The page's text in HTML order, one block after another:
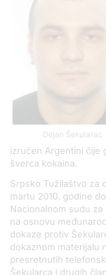
Dejan Šekularac
izručen Argentini čije
šverca kokaina.
Srpsko Tužilaštvo za
martu 2010. godine
Nacionalnom sudu
na osnovu
dokaze protiv
dokaznom materijalu
presretnutih
Šekularca i drugih